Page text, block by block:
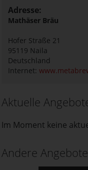
Adresse:
Mathäser Bräu
Hofer Straße 21
95119 Naila
Deutschland
Internet:
Aktuelle
Im Moment keine
Andere Angebote